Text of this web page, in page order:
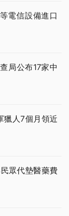
電信設備進口
局公布17家中
獵人7個月領近
眾代墊醫藥費